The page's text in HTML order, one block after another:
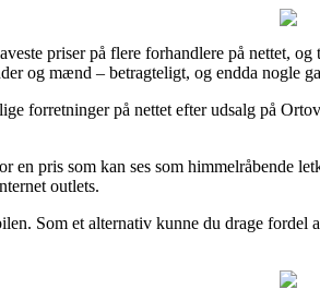
priser på flere forhandlere på nettet,
og mænd – betragteligt, og endda nogle
forretninger på nettet efter udsalg på
en pris som kan ses som himmelråbende
outlets.
Som et alternativ kunne du drage